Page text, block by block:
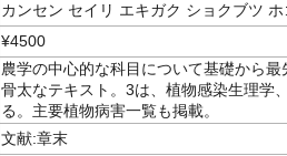
カンセン セイリ エキガク ショクブツ ホ
¥4500
農学の中心的な科目について基礎から
骨太なテキスト。3は、植物感染生理学
る。主要植物病害一覧も掲載。
文献:章末